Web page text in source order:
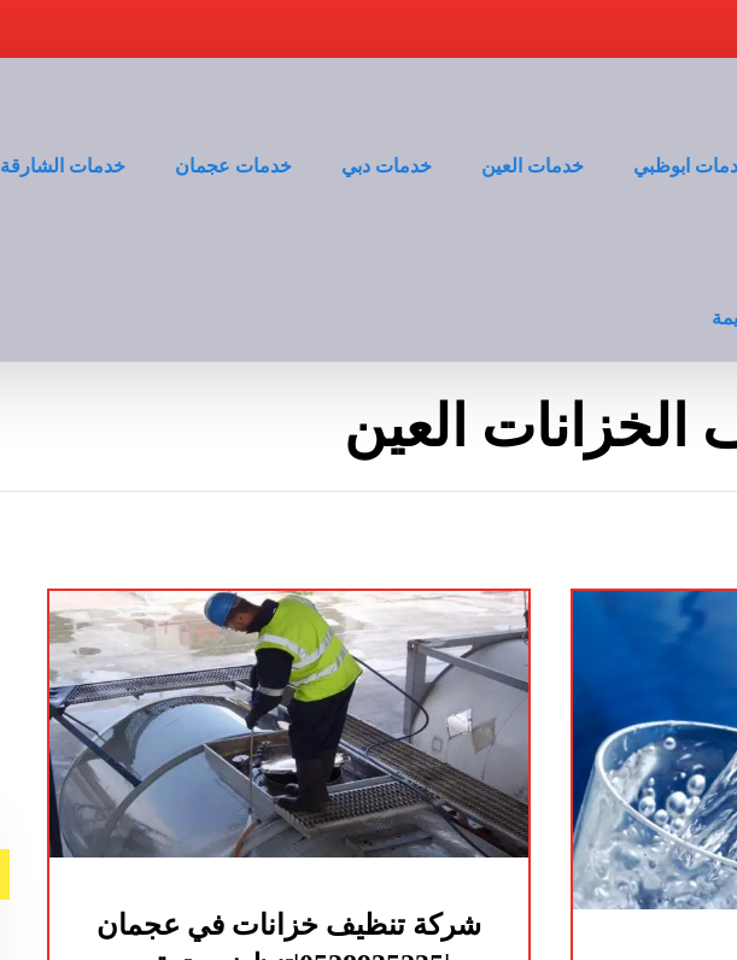
ابوظبي خدمات العين خدمات دبي خدمات عجمان خدمات الشارقة
العين
شركة تنظيف خزانات في عجمان